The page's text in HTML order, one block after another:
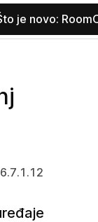
je novo: